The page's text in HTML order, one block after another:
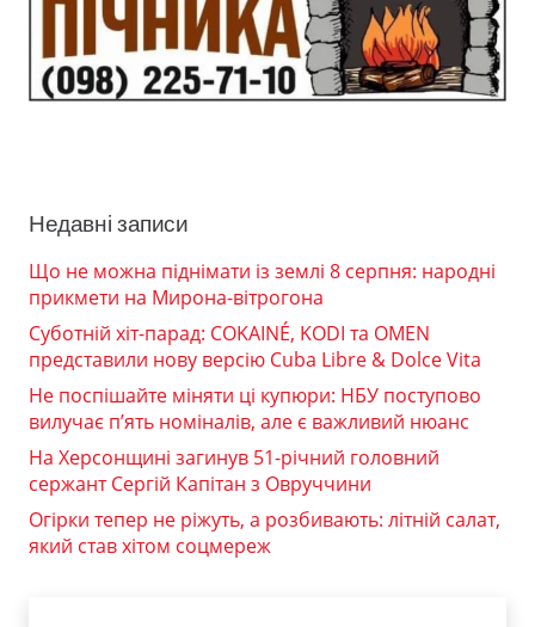
Недавні записи
Що не можна піднімати із землі 8 серпня: народні
прикмети на Мирона-вітрогона
Суботній хіт-парад: COKAINÉ, KODI та OMEN
представили нову версію Cuba Libre & Dolce Vita
Не поспішайте міняти ці купюри: НБУ поступово
вилучає п’ять номіналів, але є важливий нюанс
На Херсонщині загинув 51-річний головний
сержант Сергій Капітан з Овруччини
Огірки тепер не ріжуть, а розбивають: літній салат,
який став хітом соцмереж